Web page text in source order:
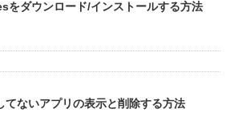
ダウンロード/インストールする方法
ないアプリの表示と削除する方法